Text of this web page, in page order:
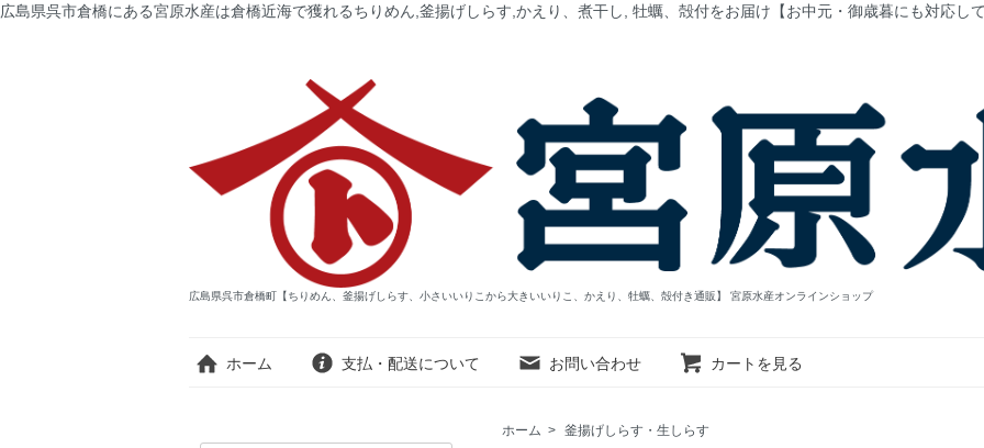
広島県呉市倉橋にある宮原水産は倉橋近海で獲れるちりめん,釜揚げしらす,かえり、煮干し, 牡蠣、殻付をお届け【お中元・御歳暮にも対応し
広島県呉市倉橋町【ちりめん、釜揚げしらす、小さいいりこから大きいいりこ、かえり、牡蠣、殻付き通販】 宮原水産オンラインショップ
ホーム 支払・配送について お問い合わせ カートを見る
ホーム > 釜揚げしらす・生しらす